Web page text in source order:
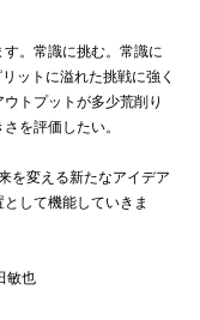
。常識に挑む。常識に
ットに溢れた挑戦に強く
トプットが多少荒削り
を評価したい。
を変える新たなアイデア
して機能していきま
敏也